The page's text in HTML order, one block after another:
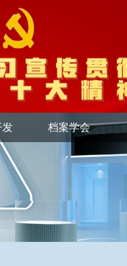
发 档案学会